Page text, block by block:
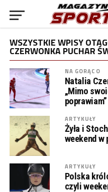
WSZYSTKIE WPISY
CZERWONKA PUCHAR
NA GORĄCO
Natalia
„Mimo
poprawiam”
ARTYKUŁY
Żyła i
weekend w
ARTYKUŁY
Polska
czyli